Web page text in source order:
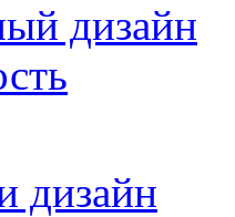
дизайн
дизайн